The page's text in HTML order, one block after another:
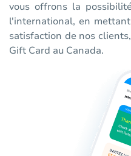
vous offrons la
l'international, en
satisfaction de nos
Gift Card au Canada.